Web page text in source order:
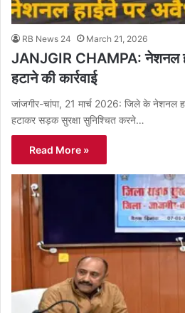
RB News 24 March 21, 2026
JANJGIR CHAMPA: नेशनल
हटाने की कार्रवाई
जांजगीर-चांपा, 21 मार्च 2026: जिले के नेशनल
हटाकर सड़क सुरक्षा सुनिश्चित करने…
Read More »